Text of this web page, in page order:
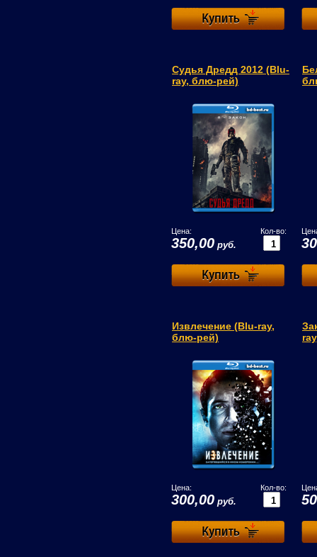
Судья Дредд 2012 (Blu-
ray, блю-рей)
Цена:
350,00 руб.
Кол-во:
Извлечение (Blu-ray,
блю-рей)
Цена:
300,00 руб.
Кол-во: